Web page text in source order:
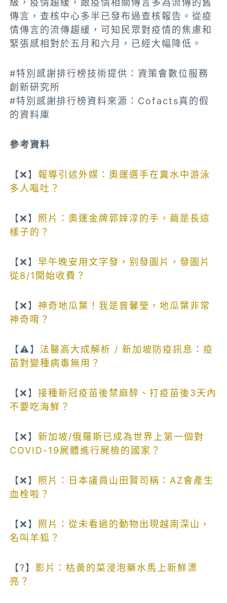
級，疫情趨緩，跟疫情相關傳言多為流傳的舊
傳言，查核中心多半已發布過查核報告。從疫
情傳言的流傳趨緩，可知民眾對疫情的焦慮和
緊張感相對於五月和六月，已經大幅降低。
#特別感謝排行榜技術提供：資策會數位服務
創新研究所
#特別感謝排行榜資料來源：Cofacts真的假
的資料庫
參考資料
【❌】報導引述外媒：奧運選手在糞水中游泳
多人嘔吐？
【❌】 照片：奧運金牌郭婞淳的手，繭是長這
樣子的？
【❌】早午晚安用文字發，别發圖片，發圖片
從8/1開始收費？
【❌】神奇地瓜葉！我是曾馨瑩，地瓜葉非常
神奇唷？
【⚠️】 法醫高大成解析 / 新加坡防疫訊息：疫
苗對變種病毒無用？
【❌】接種新冠疫苗後禁麻醉、打疫苗後3天內
不要吃海鮮？
【❌】新加坡/俄羅斯已成為世界上第一個對
COVID-19屍體進行屍檢的國家？
【❌】 照片：日本議員山田賢司稱：AZ會產生
血栓啦？
【❌】 照片：從未看過的動物出現越南深山，
名叫羊狐？
【?】 影片：枯黃的菜浸泡藥水馬上新鮮漂
亮？